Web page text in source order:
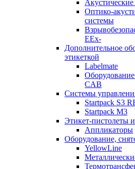
Оптико-
системы
EEx-
Дополнительное
этикеткой
Labelmate
CAB
Системы
Startpack S3
Startpack M3
Этикет-пистолеты
Аппликаторы
Оборудование,
YellowLine